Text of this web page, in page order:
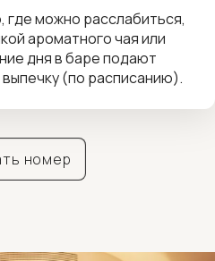
где можно расслабиться,
ароматного чая или
дня в баре подают
(по расписанию).
номер